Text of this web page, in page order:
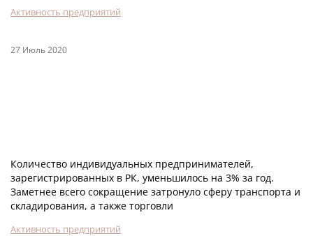
Активность предприятий
27 Июль 2020
Количество индивидуальных предпринимателей,
зарегистрированных в РК, уменьшилось на 3% за год.
Заметнее всего сокращение затронуло сферу транспорта и
складирования, а также торговли
Активность предприятий